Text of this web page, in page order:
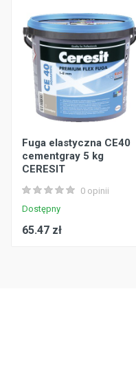
Fuga elastyczna CE40
cementgray 5 kg
CERESIT
0 opinii
Dostępny
65.47 zł